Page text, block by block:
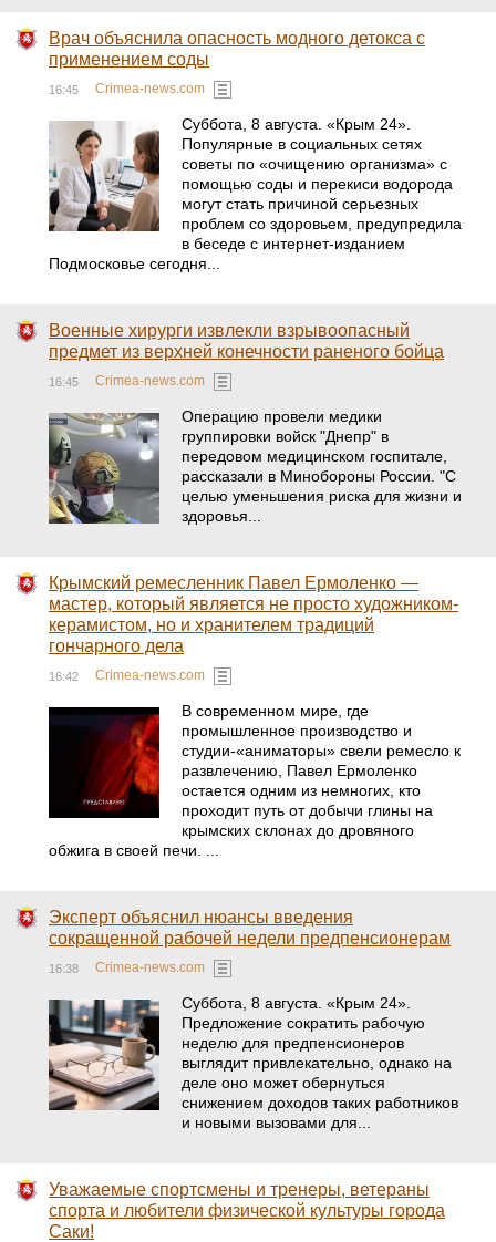
Врач объяснила опасность модного детокса с
применением соды
16:45 Crimea-news.com
Суббота, 8 августа. «Крым 24».
Популярные в социальных сетях
советы по «очищению организма» с
помощью соды и перекиси водорода
могут стать причиной серьезных
проблем со здоровьем, предупредила
в беседе с интернет-изданием
Подмосковье сегодня...
Военные хирурги извлекли взрывоопасный
предмет из верхней конечности раненого бойца
16:45 Crimea-news.com
Операцию провели медики
группировки войск "Днепр" в
передовом медицинском госпитале,
рассказали в Минобороны России. "С
целью уменьшения риска для жизни и
здоровья...
Крымский ремесленник Павел Ермоленко —
мастер, который является не просто художником-
керамистом, но и хранителем традиций
гончарного дела
16:42 Crimea-news.com
В современном мире, где
промышленное производство и
студии-«аниматоры» свели ремесло к
развлечению, Павел Ермоленко
остается одним из немногих, кто
проходит путь от добычи глины на
крымских склонах до дровяного
обжига в своей печи. ...
Эксперт объяснил нюансы введения
сокращенной рабочей недели предпенсионерам
16:38 Crimea-news.com
Суббота, 8 августа. «Крым 24».
Предложение сократить рабочую
неделю для предпенсионеров
выглядит привлекательно, однако на
деле оно может обернуться
снижением доходов таких работников
и новыми вызовами для...
Уважаемые спортсмены и тренеры, ветераны
спорта и любители физической культуры города
Саки!